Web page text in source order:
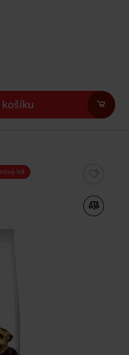
hit